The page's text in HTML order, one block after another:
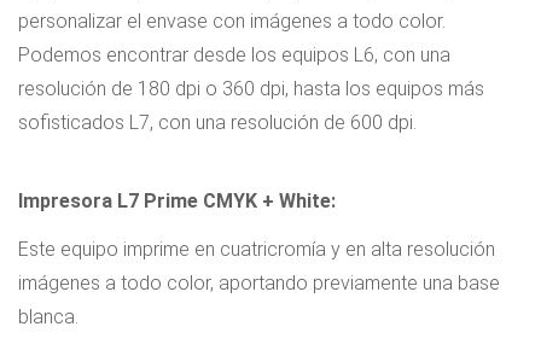
personalizar el envase con imágenes a todo color.
Podemos encontrar desde los equipos L6, con una
resolución de 180 dpi o 360 dpi, hasta los equipos más
sofisticados L7, con una resolución de 600 dpi.
Impresora L7 Prime CMYK + White:
Este equipo imprime en cuatricromía y en alta resolución
imágenes a todo color, aportando previamente una base
blanca.